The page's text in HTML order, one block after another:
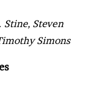
Stine, Steven
Simons